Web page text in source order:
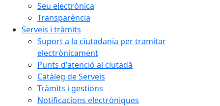
Seu electrònica
Transparència
Serveis i tràmits
Suport a la ciutadania per tramitar
electrònicament
Punts d'atenció al ciutadà
Catàleg de Serveis
Tràmits i gestions
Notificacions electròniques